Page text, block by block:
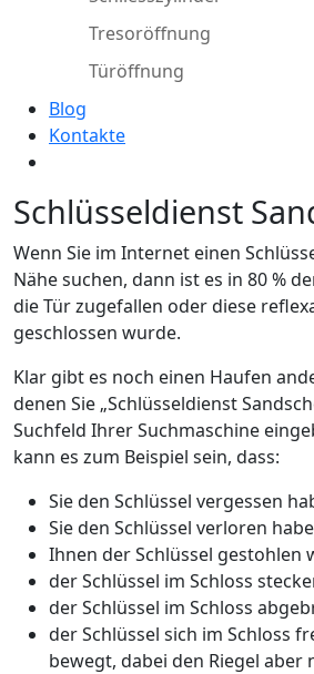
Tresoröffnung
Türöffnung
Blog
Kontakte
Schlüsseldienst
Wenn Sie im Internet einen
Nähe suchen, dann ist es in 80 %
die Tür zugefallen oder diese
geschlossen wurde.
Klar gibt es noch einen Haufen
denen Sie „Schlüsseldienst
Suchfeld Ihrer Suchmaschine
kann es zum Beispiel sein, dass:
Sie den Schlüssel vergessen
Sie den Schlüssel verloren
Ihnen der Schlüssel gestohlen
der Schlüssel im Schloss
der Schlüssel im Schloss
der Schlüssel sich im Schloss
bewegt, dabei den Riegel aber